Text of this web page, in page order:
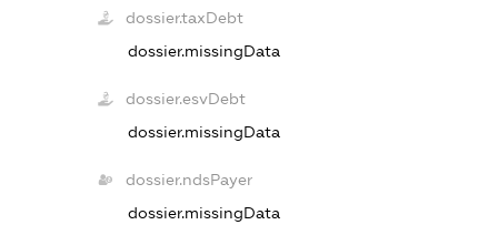
dossier.taxDebt
dossier.missingData
dossier.esvDebt
dossier.missingData
dossier.ndsPayer
dossier.missingData